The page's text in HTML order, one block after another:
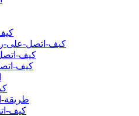
كيف-اتصل-على-
كيف-
كيف-
طريقة-
كيف-